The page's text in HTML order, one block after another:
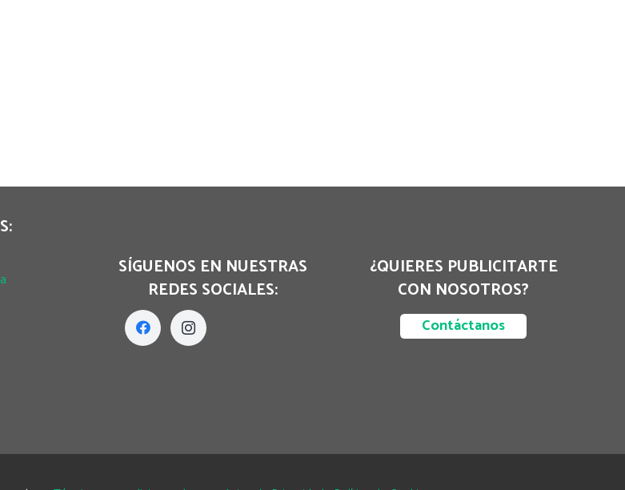
SÍGUENOS EN NUESTRAS
REDES SOCIALES:
¿QUIERES PUBLICITARTE
CON NOSOTROS?
Contáctanos